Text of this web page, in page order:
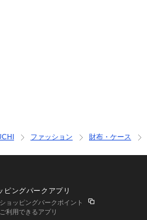
ファッション 財布・ケース
ピングパークアプリ
ョッピングパークポイント
利用できるアプリ